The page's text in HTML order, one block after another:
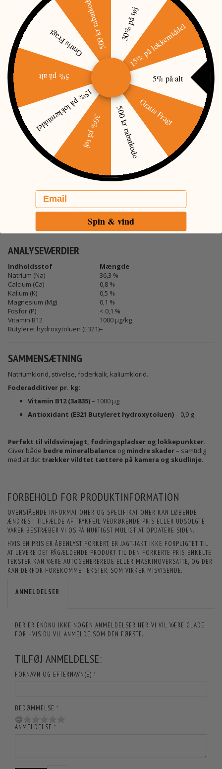
ANVENDELSE SOM PULVER
Den grove “No. 17” kanblandes i foder
(fx majs, korn)
spredes direkte på foderpladsen
Hurtigt og nemt at bruge – klar til udlægning året rundt.
ANVENDELSE SOM PASTA
BlandNo. 17 med vand– og du får ensaltpasta på få
.
Påfør pastaen på
vandrette eller let skrånende
overflader
– fx træstubbe eller dødt ved.
Vigtigt:
Brug altid pastaen
lige efter blanding, da den ellers
kan skille.
Spray gerne lidtAttraTec No. 2 Anis Ultra
nærheden af pastaen – så finder vildtet hurtigt den
nye saltplads.
Undgå påføring direkte på levende træer – det kan
give skader fra vildtet.
ANALYSEVÆRDIER
Indholdsstof
Mængde
Natrium (Na)
36,3 %
Calcium (Ca)
0,8 %
Kalium (K)
0,5 %
Magnesium (Mg)
0,1 %
Fosfor (P)
< 0,1 %
Vitamin B12
1000 µg/kg
Butyleret hydroxytoluen (E321)–
SAMMENSÆTNING
Natriumklorid, stivelse, foderkalk, kaliumklorid.
Foderadditiver pr. kg:
Vitamin B12 (3a835)– 1000 µg
Antioxidant (E321 Butyleret hydroxytoluen)– 0,9 g
Perfekt til vildsvinejagt, fodringspladser og lokkepunkter.
Giver både bedre mineralbalance og mindre skader– samtidig
med at det trækker vildtet tættere på kamera og skudlinje.
FORBEHOLD FOR PRODUKTINFORMATION
OVENSTÅENDE INFORMATIONER OG SPECIFIKATIONER KAN LØBENDE
ÆNDRES. I TILFÆLDE AF TRYKFEJL VEDRØRENDE PRIS ELLER UDSOLGTE
VARER BESTRÆBER VI OS PÅ HURTIGST MULIGT AT OPDATERE SIDEN.
HVIS EN PRIS ER ÅBENLYST FORKERT, ER JAGT-JAKT IKKE FORPLIGTET TIL
AT LEVERE DET PÅGÆLDENDE PRODUKT TIL DEN FORKERTE PRIS. ENKELTE
TEKSTER KAN VÆRE AUTOGENEREREDE ELLER MASKINOVERSATTE, OG DER
KAN DERFOR FOREKOMME TEKSTER, SOM VIRKER MISVISENDE.
ANMELDELSER
DER ER ENDNU IKKE NOGEN ANMELDELSER HER. VI VIL VÆRE GLADE
FOR HVIS DU VIL ANMELDE SOM DEN FØRSTE.
TILFØJ ANMELDELSE:
FORNAVN OG EFTERNAVN(E)
BEDØMMELSE
ANMELDELSE
30% på tøj
15% på lokkemiddel
5% på alt
Gratis Fragt
500 kr rabatkode
30% på tøj
15% på lokkemiddel
5% på alt
Gratis Fragt500 kr rabatkode
Email
Spin & vind